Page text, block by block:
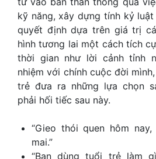
kỹ năng, xây dựng tính kỷ
quyết định dựa trên giá trị
hình tương lai một cách tích
thời giannhư lời cảnh tỉnh
nhiệm với chính cuộc đời
trẻ đưa ra những lựa chọn
phải hối tiếc sau này.
“Gieo thói quen hôm
mai.”
“Bạn dùng tuổi trẻ làm